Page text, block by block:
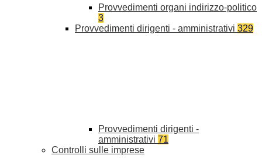
Provvedimenti organi indirizzo-politico
3
Provvedimenti dirigenti - amministrativi 329
Provvedimenti dirigenti -
amministrativi 71
Controlli sulle imprese